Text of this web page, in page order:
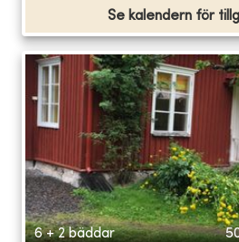
Se kalendern för
6 + 2 bäddar